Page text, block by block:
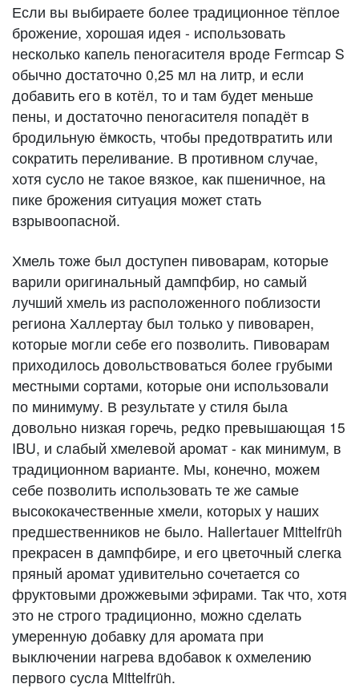
Если вы выбираете более традиционное тёплое
брожение, хорошая идея - использовать
несколько капель пеногасителя вроде Fermcap S
обычно достаточно 0,25 мл на литр, и если
добавить его в котёл, то и там будет меньше
пены, и достаточно пеногасителя попадёт в
бродильную ёмкость, чтобы предотвратить или
сократить переливание. В противном случае,
хотя сусло не такое вязкое, как пшеничное, на
пике брожения ситуация может стать
взрывоопасной.
Хмель тоже был доступен пивоварам, которые
варили оригинальный дампфбир, но самый
лучший хмель из расположенного поблизости
региона Халлертау был только у пивоварен,
которые могли себе его позволить. Пивоварам
приходилось довольствоваться более грубыми
местными сортами, которые они использовали
по минимуму. В результате у стиля была
довольно низкая горечь, редко превышающая 15
IBU, и слабый хмелевой аромат - как минимум, в
традиционном варианте. Мы, конечно, можем
себе позволить использовать те же самые
высококачественные хмели, которых у наших
предшественников не было. Hallertauer Mittelfrüh
прекрасен в дампфбире, и его цветочный слегка
пряный аромат удивительно сочетается со
фруктовыми дрожжевыми эфирами. Так что, хотя
это не строго традиционно, можно сделать
умеренную добавку для аромата при
выключении нагрева вдобавок к охмелению
первого сусла Mittelfrüh.